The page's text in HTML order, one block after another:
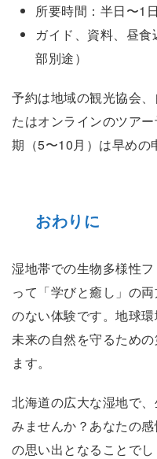
所要時間：半日〜1
ガイド、資料、昼
部別途）
予約は地域の観光協会
たはオンラインのツア
期（5〜10月）は早めの
おわりに
湿地帯での生物多様性
って「学びと癒し」の
のない体験です。地球環
未来の自然を守るため
ます。
北海道の広大な湿地で
みませんか？あなたの
の思い出となることでし